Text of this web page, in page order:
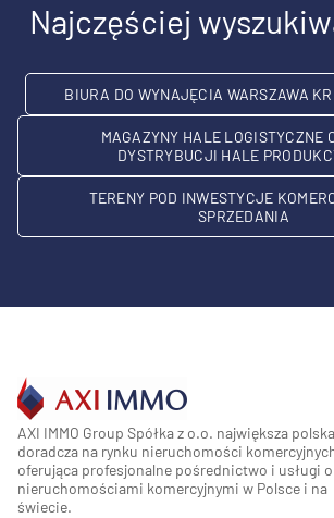
Najczęściej
BIURA DO WYNAJĘCIA WARSZAWA
MAGAZYNY HALE LOGISTYCZNE
DYSTRYBUCJI HALE
TERENY POD INWESTYCJE
SPRZEDANIA
AXI IMMO Group Spółka z o.o. największa
doradcza na rynku nieruchomości
oferująca profesjonalne pośrednictwo i usługi
nieruchomościami komercyjnymi w Polsce i na
świecie.